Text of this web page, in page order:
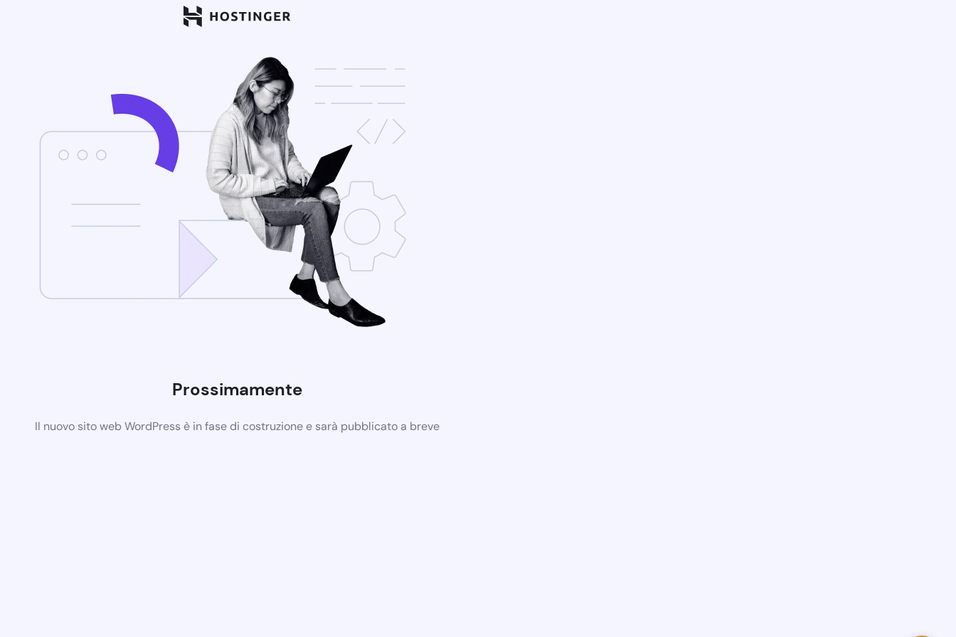
Prossimamente
Il nuovo sito web WordPress è in fase di costruzione e sarà pubblicato a breve